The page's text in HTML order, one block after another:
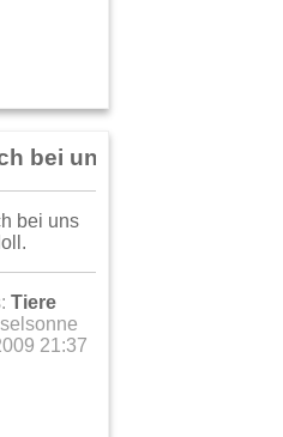
bei uns .aber nich so
Tiere
21:37